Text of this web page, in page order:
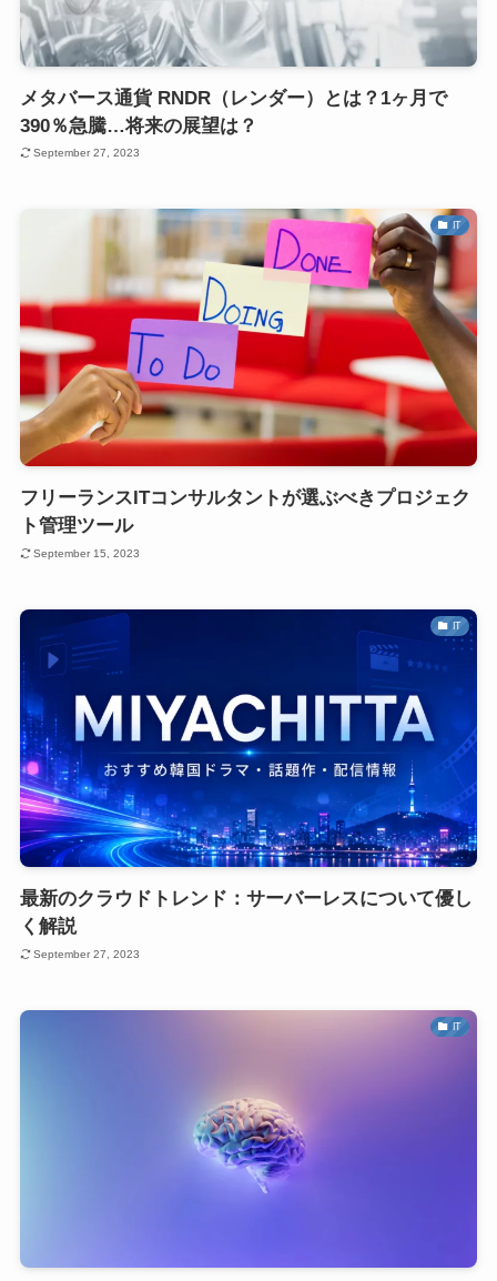
メタバース通貨 RNDR（レンダー）とは？1ヶ月で
390％急騰…将来の展望は？
September 27, 2023
IT
フリーランスITコンサルタントが選ぶべきプロジェク
ト管理ツール
September 15, 2023
IT
最新のクラウドトレンド：サーバーレスについて優し
く解説
September 27, 2023
IT